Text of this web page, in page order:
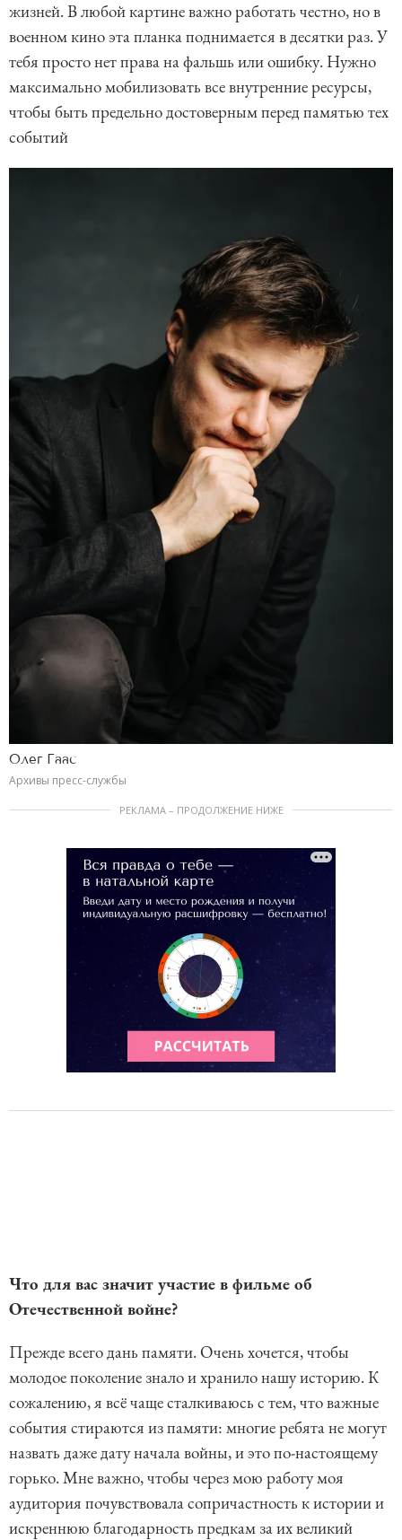
жизней. В любой картине важно работать честно, но в
военном кино эта планка поднимается в десятки раз. У
тебя просто нет права на фальшь или ошибку. Нужно
максимально мобилизовать все внутренние ресурсы,
чтобы быть предельно достоверным перед памятью тех
событий
Олег Гаас
Архивы пресс-службы
РЕКЛАМА – ПРОДОЛЖЕНИЕ НИЖЕ
Что для вас значит участие в фильме об
Отечественной войне?
Прежде всего дань памяти. Очень хочется, чтобы
молодое поколение знало и хранило нашу историю. К
сожалению, я всё чаще сталкиваюсь с тем, что важные
события стираются из памяти: многие ребята не могут
назвать даже дату начала войны, и это по-настоящему
горько. Мне важно, чтобы через мою работу моя
аудитория почувствовала сопричастность к истории и
искреннюю благодарность предкам за их великий